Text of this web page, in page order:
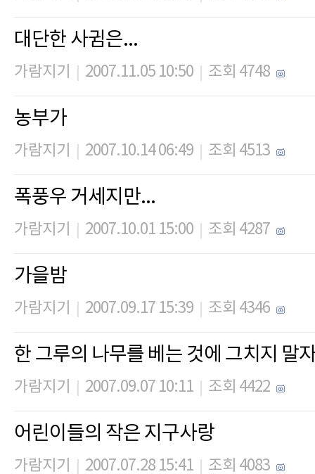
대단한 사귐은...
가람지기 2007.11.05 10:50 조회 4748
농부가
가람지기 2007.10.14 06:49 조회 4513
폭풍우 거세지만...
가람지기 2007.10.01 15:00 조회 4287
가을밤
가람지기 2007.09.17 15:39 조회 4346
한 그루의 나무를 베는 것에 그치지 말
가람지기 2007.09.07 10:11 조회 4422
어린이들의 작은 지구사랑
가람지기 2007.07.28 15:41 조회 4083